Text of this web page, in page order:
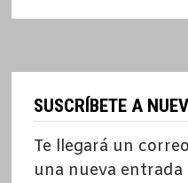
SUSCRÍBETE A
Te llegará un
una nueva entrada